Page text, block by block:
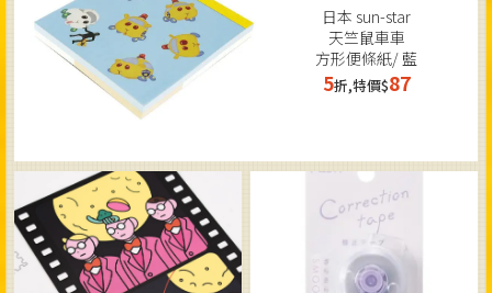
日本 sun-star
天竺鼠車車
方形便條紙/ 藍
5折,特價$87